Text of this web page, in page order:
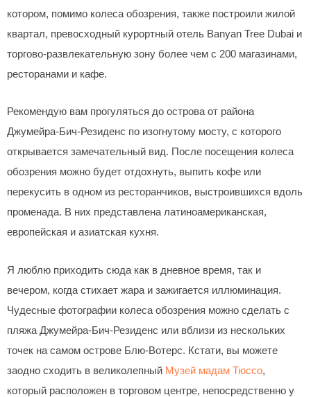
котором, помимо колеса обозрения, также построили жилой
квартал, превосходный курортный отель Banyan Tree Dubai и
торгово-развлекательную зону более чем с 200 магазинами,
ресторанами и кафе.
Рекомендую вам прогуляться до острова от района
Джумейра-Бич-Резиденс по изогнутому мосту, с которого
открывается замечательный вид. После посещения колеса
обозрения можно будет отдохнуть, выпить кофе или
перекусить в одном из ресторанчиков, выстроившихся вдоль
променада. В них представлена латиноамериканская,
европейская и азиатская кухня.
Я люблю приходить сюда как в дневное время, так и
вечером, когда стихает жара и зажигается иллюминация.
Чудесные фотографии колеса обозрения можно сделать с
пляжа Джумейра-Бич-Резиденс или вблизи из нескольких
точек на самом острове Блю-Вотерс. Кстати, вы можете
заодно сходить в великолепный Музей мадам Тюссо,
который расположен в торговом центре, непосредственно у